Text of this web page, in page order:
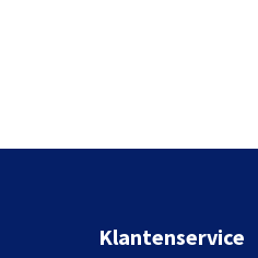
Klantenservice